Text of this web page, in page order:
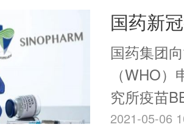
验结果，
北京生物
武汉生物
冠灭活疫
期临床试
加。
国药新
开，世
Nature
疫苗
国药集团
（WHO
究所疫苗
告中显示
2021-05-06